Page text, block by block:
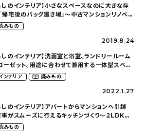
しのインテリア】小さなスペースなのに大きな存
帰宅後のバッグ置き場」～中古マンションリノベー
で叶えたコダワリの暮らし（cocoyuko___さ
みもの
2019.8.24
しのインテリア】洗面室と浴室、ランドリールーム
ーゼット。用途に合わせて兼用する一体型スペー
切りのないゆるく繋がったおうち（olney.03さ
ンテリア 読みもの
2022.1.27
しのインテリア】アパートからマンションへ引越
事がスムーズに行えるキッチンづくり〜２LDKの
らし（mari_ppe_さん）
みもの